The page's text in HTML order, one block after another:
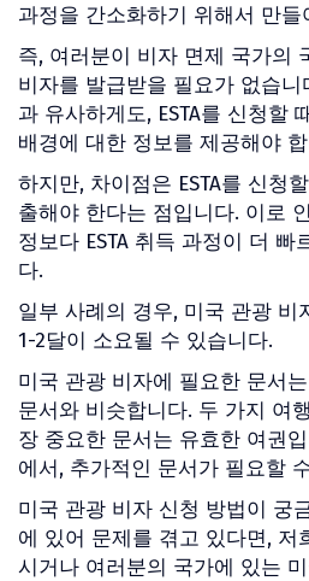
과정을 간소화하기 위해서 만들
즉, 여러분이 비자 면제 국가의
비자를 발급받을 필요가 없습
과 유사하게도, ESTA를 신청할
배경에 대한 정보를 제공해야
하지만, 차이점은 ESTA를 신청
출해야 한다는 점입니다. 이로
정보다 ESTA 취득 과정이 더 빠
다.
일부 사례의 경우, 미국 관광 비
1-2달이 소요될 수 있습니다.
미국 관광 비자에 필요한 문서
문서와 비슷합니다. 두 가지 여
장 중요한 문서는 유효한 여권
에서, 추가적인 문서가 필요할
미국 관광 비자 신청 방법이 궁
에 있어 문제를 겪고 있다면, 저
시거나 여러분의 국가에 있는